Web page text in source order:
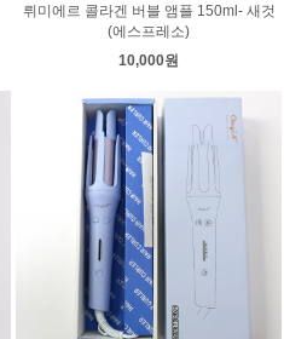
뤼미에르 콜라겐 버블 앰플 150ml- 새것
(에스프레소)
10,000원